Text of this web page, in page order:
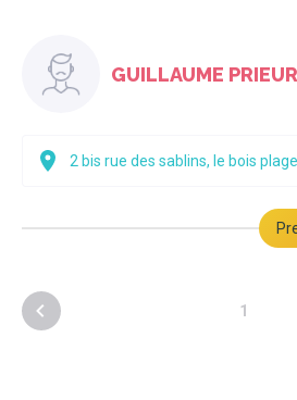
GUILLAUME PRIEUR
2 bis rue des sablins, le bois plage
1